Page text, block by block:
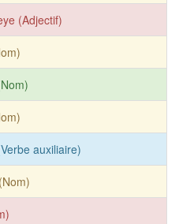
(Adjectif)
auxiliaire)